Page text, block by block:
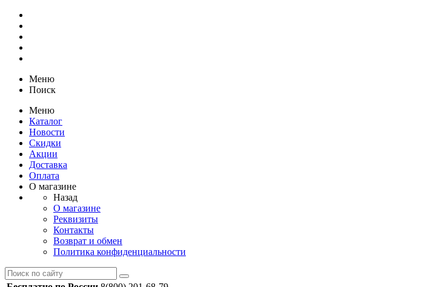
Меню
Поиск
Меню
Каталог
Новости
Скидки
Акции
Доставка
Оплата
О магазине
Назад
О магазине
Реквизиты
Контакты
Возврат и обмен
Политика конфиденциальности